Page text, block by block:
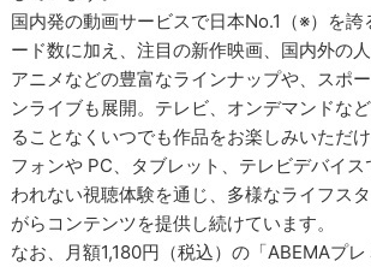
国内発の動画サービスで日本No.1（※）を誇
ード数に加え、注目の新作映画、国内外の
アニメなどの豊富なラインナップや、スポ
ンライブも展開。テレビ、オンデマンドな
ることなくいつでも作品をお楽しみいただ
フォンや PC、タブレット、テレビデバイス
われない視聴体験を通じ、多様なライフス
がらコンテンツを提供し続けています。
なお、月額1,180円（税込）の「ABEMAプ